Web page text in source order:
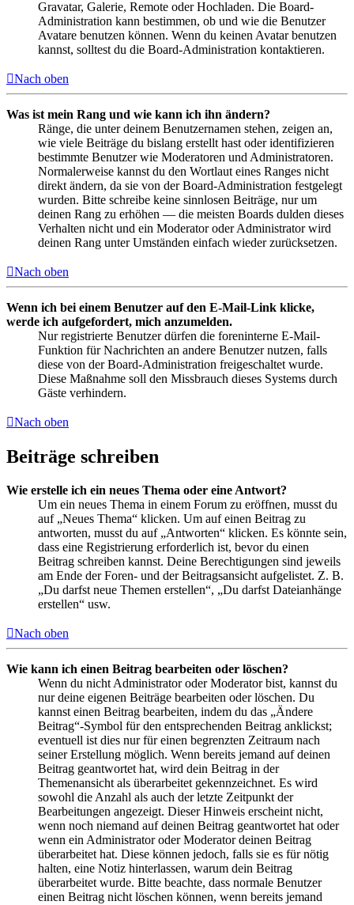
Gravatar, Galerie, Remote oder Hochladen. Die Board-
Administration kann bestimmen, ob und wie die Benutzer
Avatare benutzen können. Wenn du keinen Avatar benutzen
kannst, solltest du die Board-Administration kontaktieren.
Nach oben
Was ist mein Rang und wie kann ich ihn ändern?
Ränge, die unter deinem Benutzernamen stehen, zeigen an,
wie viele Beiträge du bislang erstellt hast oder identifizieren
bestimmte Benutzer wie Moderatoren und Administratoren.
Normalerweise kannst du den Wortlaut eines Ranges nicht
direkt ändern, da sie von der Board-Administration festgelegt
wurden. Bitte schreibe keine sinnlosen Beiträge, nur um
deinen Rang zu erhöhen — die meisten Boards dulden dieses
Verhalten nicht und ein Moderator oder Administrator wird
deinen Rang unter Umständen einfach wieder zurücksetzen.
Nach oben
Wenn ich bei einem Benutzer auf den E-Mail-Link klicke,
werde ich aufgefordert, mich anzumelden.
Nur registrierte Benutzer dürfen die foreninterne E-Mail-
Funktion für Nachrichten an andere Benutzer nutzen, falls
diese von der Board-Administration freigeschaltet wurde.
Diese Maßnahme soll den Missbrauch dieses Systems durch
Gäste verhindern.
Nach oben
Beiträge schreiben
Wie erstelle ich ein neues Thema oder eine Antwort?
Um ein neues Thema in einem Forum zu eröffnen, musst du
auf „Neues Thema“ klicken. Um auf einen Beitrag zu
antworten, musst du auf „Antworten“ klicken. Es könnte sein,
dass eine Registrierung erforderlich ist, bevor du einen
Beitrag schreiben kannst. Deine Berechtigungen sind jeweils
am Ende der Foren- und der Beitragsansicht aufgelistet. Z. B.
„Du darfst neue Themen erstellen“, „Du darfst Dateianhänge
erstellen“ usw.
Nach oben
Wie kann ich einen Beitrag bearbeiten oder löschen?
Wenn du nicht Administrator oder Moderator bist, kannst du
nur deine eigenen Beiträge bearbeiten oder löschen. Du
kannst einen Beitrag bearbeiten, indem du das „Ändere
Beitrag“-Symbol für den entsprechenden Beitrag anklickst;
eventuell ist dies nur für einen begrenzten Zeitraum nach
seiner Erstellung möglich. Wenn bereits jemand auf deinen
Beitrag geantwortet hat, wird dein Beitrag in der
Themenansicht als überarbeitet gekennzeichnet. Es wird
sowohl die Anzahl als auch der letzte Zeitpunkt der
Bearbeitungen angezeigt. Dieser Hinweis erscheint nicht,
wenn noch niemand auf deinen Beitrag geantwortet hat oder
wenn ein Administrator oder Moderator deinen Beitrag
überarbeitet hat. Diese können jedoch, falls sie es für nötig
halten, eine Notiz hinterlassen, warum dein Beitrag
überarbeitet wurde. Bitte beachte, dass normale Benutzer
einen Beitrag nicht löschen können, wenn bereits jemand